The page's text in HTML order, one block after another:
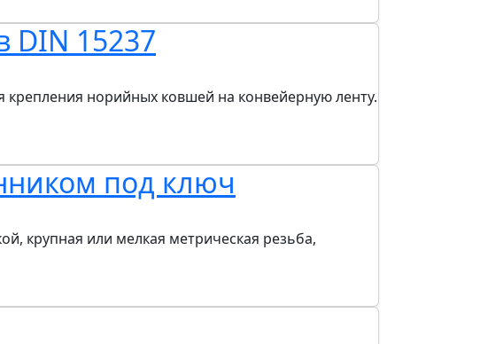
DIN 15237
норийных ковшей на конвейерную ленту.
под ключ
крупная или мелкая метрическая резьба,